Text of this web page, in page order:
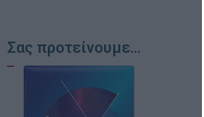
Σας προτείνουμε...